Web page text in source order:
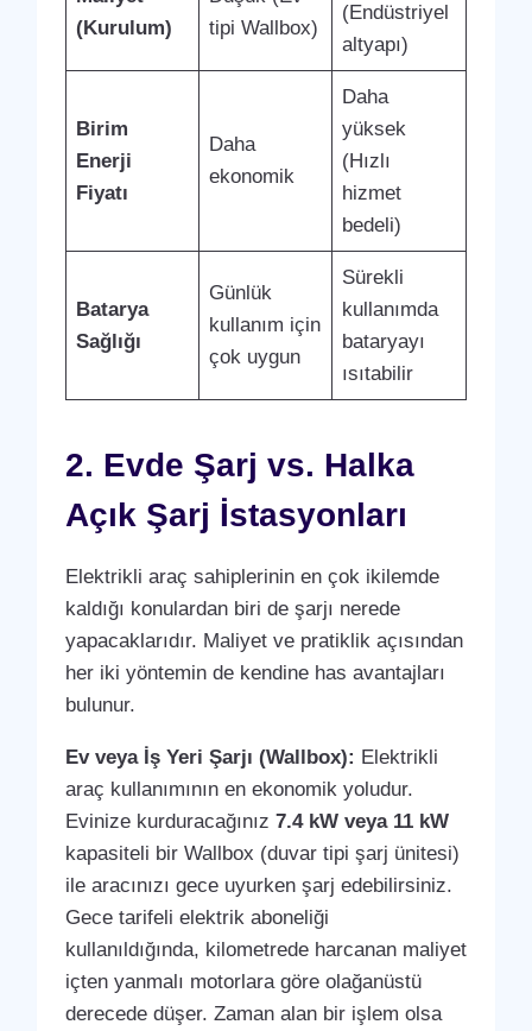
(Kurulum)
tipi Wallbox)
(Endüstriyel
altyapı)
Birim
Enerji
Fiyatı
Daha
ekonomik
Daha
yüksek
(Hızlı
hizmet
bedeli)
Batarya
Sağlığı
Günlük
kullanım için
çok uygun
Sürekli
kullanımda
bataryayı
ısıtabilir
2. Evde Şarj vs. Halka
Açık Şarj İstasyonları
Elektrikli araç sahiplerinin en çok ikilemde
kaldığı konulardan biri de şarjı nerede
yapacaklarıdır. Maliyet ve pratiklik açısından
her iki yöntemin de kendine has avantajları
bulunur.
Ev veya İş Yeri Şarjı (Wallbox): Elektrikli
araç kullanımının en ekonomik yoludur.
Evinize kurduracağınız 7.4 kW veya 11 kW
kapasiteli bir Wallbox (duvar tipi şarj ünitesi)
ile aracınızı gece uyurken şarj edebilirsiniz.
Gece tarifeli elektrik aboneliği
kullanıldığında, kilometrede harcanan maliyet
içten yanmalı motorlara göre olağanüstü
derecede düşer. Zaman alan bir işlem olsa